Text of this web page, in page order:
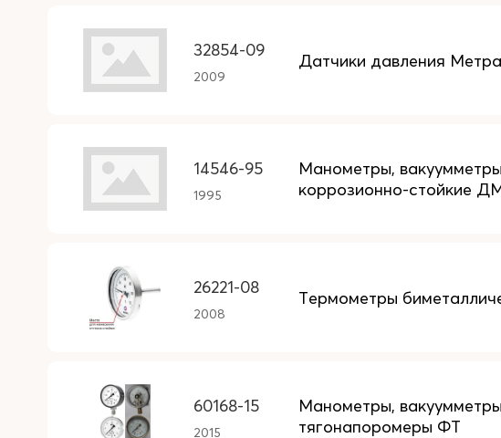
32854-09
2009
Датчики давления
14546-95
1995
Манометры,
коррозионно-стойкие
26221-08
2008
Термометры
60168-15
2015
Манометры,
тягонапоромеры ФТ